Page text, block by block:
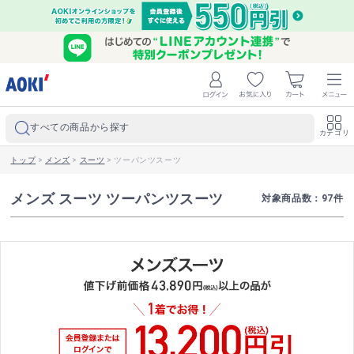
すべての商品から探す カテゴリ
トップ> メンズ > スーツ > ツーパンツスーツ
メンズ スーツ ツーパンツスーツ 対象商品数： 97件